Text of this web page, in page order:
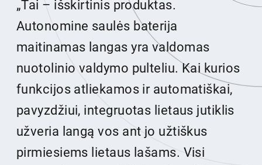
„Tai – išskirtinis produktas.
Autonomine saulės baterija
maitinamas langas yra valdomas
nuotolinio valdymo pulteliu. Kai kurios
funkcijos atliekamos ir automatiškai,
pavyzdžiui, integruotas lietaus jutiklis
užveria langą vos ant jo užtiškus
pirmiesiems lietaus lašams. Visi